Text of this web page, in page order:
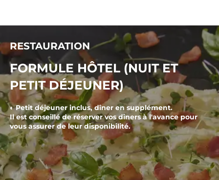
RESTAURATION
FORMULE HÔTEL (NUIT ET
PETIT DÉJEUNER)
◐ Petit déjeuner inclus, dîner en supplément.
Il est conseillé de réserver vos dîners à l'avance pour
vous assurer de leur disponibilité.